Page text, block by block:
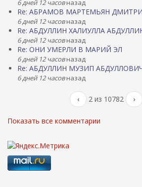
6 дней 12 часовназад
Re: АБРАМОВ МАРТЕМЬЯН
6 дней 12 часовназад
Re: АБДУЛЛИН ХАЛИУЛЛА
6 дней 12 часовназад
Re: ОНИ УМЕРЛИ В МАРИЙ ЭЛ
6 дней 12 часовназад
Re: АБДУЛЛИН МУЗИП
6 дней 12 часовназад
‹ 2 из 10782 ›
Показать все комментарии